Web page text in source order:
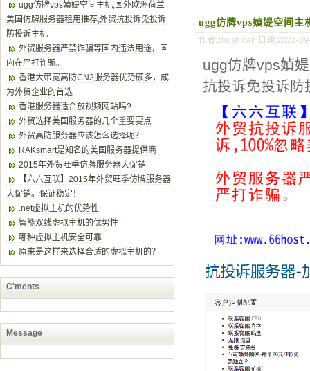
ugg仿牌vps媜媞空间主
作者:zhushican 日期:2022-
ugg仿牌vps媜
抗投诉免投诉防
ugg仿牌vps媜媞空间主机,国外欧洲荷兰
美国仿牌服务器租用推荐,外贸抗投诉免投诉
防投诉主机
外贸服务器严禁诈骗等国内违法用途，国
内在严打诈骗。
香港大带宽高防CN2服务器优势颇多，成
为外贸企业的首选
香港服务器适合放视频网站吗?
外贸选择美国服务器的几个重要要点
外贸高防服务器应该怎么选择呢？
RAKsmart是知名的美国服务器提供商
2015年外贸旺季仿牌服务器大促销
【六六互联】2015年外贸旺季仿牌服务器
大促销。保证稳定！
.net虚拟主机的优势性
智能双线虚拟主机的优势性
哪种虚拟主机安全可靠
原来是这样来选择合适的虚拟主机的？
C'ments
Message